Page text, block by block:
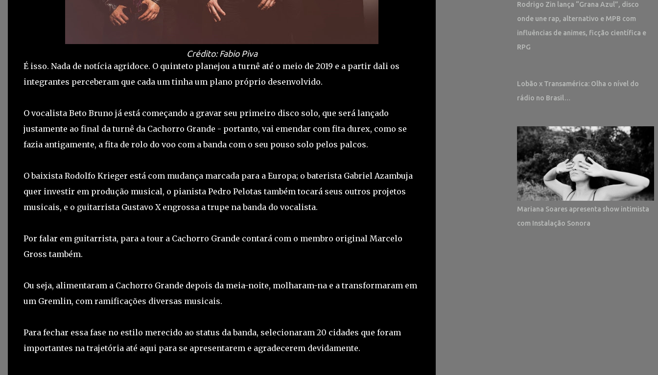
Crédito: Fabio Piva
É isso. Nada de notícia agridoce. O quinteto planejou a turnê até o meio de 2019 e a partir dali os
integrantes perceberam que cada um tinha um plano próprio desenvolvido.
O vocalista Beto Bruno já está começando a gravar seu primeiro disco solo, que será lançado
justamente ao final da turnê da Cachorro Grande - portanto, vai emendar com fita durex, como se
fazia antigamente, a fita de rolo do voo com a banda com o seu pouso solo pelos palcos.
O baixista Rodolfo Krieger está com mudança marcada para a Europa; o baterista Gabriel Azambuja
quer investir em produção musical, o pianista Pedro Pelotas também tocará seus outros projetos
musicais, e o guitarrista Gustavo X engrossa a trupe na banda do vocalista.
Por falar em guitarrista, para a tour a Cachorro Grande contará com o membro original Marcelo
Gross também.
Ou seja, alimentaram a Cachorro Grande depois da meia-noite, molharam-na e a transformaram em
um Gremlin, com ramificações diversas musicais.
Para fechar essa fase no estilo merecido ao status da banda, selecionaram 20 cidades que foram
importantes na trajetória até aqui para se apresentarem e agradecerem devidamente.
Rodrigo Zin lança “Grana Azul”, disco
onde une rap, alternativo e MPB com
influências de animes, ficção científica e
RPG
Lobão x Transamérica: Olha o nível do
rádio no Brasil…
Mariana Soares apresenta show intimista
com Instalação Sonora